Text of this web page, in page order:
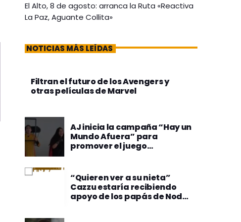
El Alto, 8 de agosto: arranca la Ruta «Reactiva
La Paz, Aguante Collita»
NOTICIAS MÁS LEÍDAS
Filtran el futuro de los Avengers y
otras películas de Marvel
AJ inicia la campaña “Hay un
Mundo Afuera” para
promover el juego
“Quieren ver a su nieta”
Cazzu estaría recibiendo
apoyo de los papás de Nodal